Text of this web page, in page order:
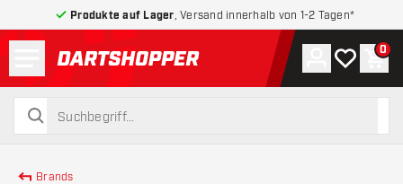
Produkte auf Lager , Versand innerhalb von 1-2 Tagen*
zurück zur Startseite
suchen
suchen
Konto
Meine 0
Brands